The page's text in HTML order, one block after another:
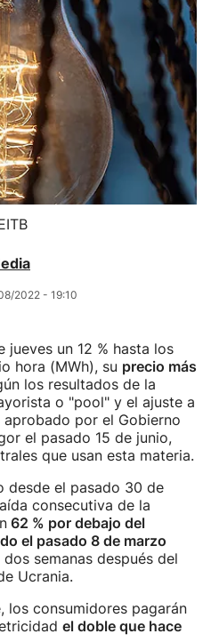
2022 - 19:10
un 12 % hasta los
hora (MWh), su precio más
los resultados de la
o "pool" y el ajuste a
por el Gobierno
el pasado 15 de junio,
que usan esta materia.
desde el pasado 30 de
consecutiva de la
62 % por debajo del
el pasado 8 de marzo
semanas después del
Ucrania.
los consumidores pagarán
el doble que hace